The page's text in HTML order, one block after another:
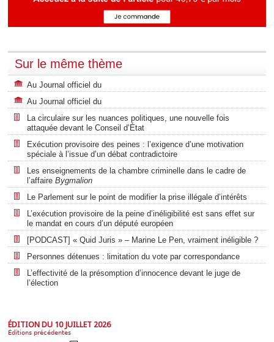
Sur le même thème
Au Journal officiel du
Au Journal officiel du
La circulaire sur les nuances politiques, une nouvelle fois
attaquée devant le Conseil d’État
Exécution provisoire des peines : l’exigence d’une motivation
spéciale à l’issue d’un débat contradictoire
Les enseignements de la chambre criminelle dans le cadre de
l’affaire Bygmalion
Le Parlement sur le point de modifier la prise illégale d’intérêts
L’exécution provisoire de la peine d’inéligibilité est sans effet sur
le mandat en cours d’un député européen
[PODCAST] « Quid Juris » – Marine Le Pen, vraiment inéligible ?
Personnes détenues : limitation du vote par correspondance
L’effectivité de la présomption d’innocence devant le juge de
l’élection
ÉDITION DU 10 JUILLET 2026
Éditions précédentes